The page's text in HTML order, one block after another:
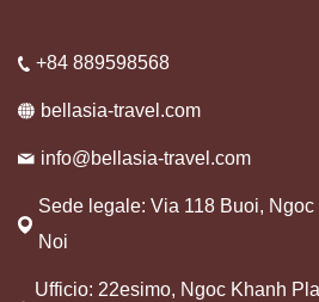
+84 889598568
bellasia-travel.com
info@bellasia-travel.com
Sede legale: Via 118 Buoi,
Noi
Ufficio: 22esimo, Ngoc Khanh